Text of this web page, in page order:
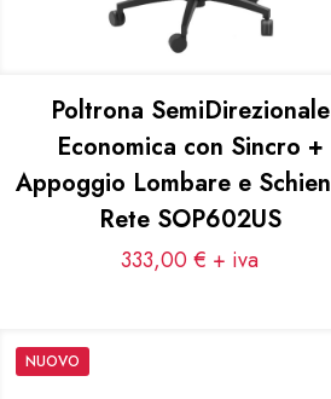
Poltrona SemiDirezionale
Economica con Sincro +
Appoggio Lombare e
Rete SOP602US
333,00 € + iva
NUOVO